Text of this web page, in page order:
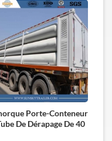
Porte-Conteneur
De Dérapage De 40